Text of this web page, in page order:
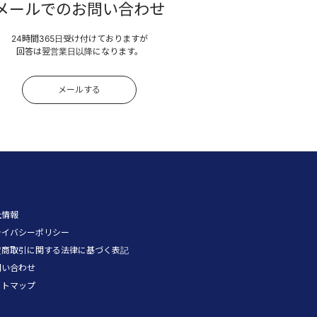
ールでのお問い合わせ
24時間365日受け付けておりますが
回答は翌営業日以降になります。
メールする
報
バシーポリシー
取引に関する法律に基づく表記
合わせ
マップ